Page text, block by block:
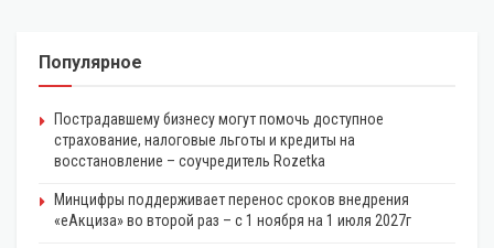
Популярное
Пострадавшему бизнесу могут помочь доступное
страхование, налоговые льготы и кредиты на
восстановление – соучредитель Rozetka
Минцифры поддерживает перенос сроков внедрения
«еАкциза» во второй раз – с 1 ноября на 1 июля 2027г